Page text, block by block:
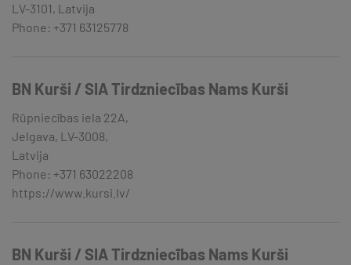
LV-3101, Latvija
Phone: +371 63125778
BN Kurši / SIA Tirdzniecības Nams Kurši
Rūpniecības iela 22A,
Jelgava, LV-3008,
Latvija
Phone: +371 63022208
https://www.kursi.lv/
BN Kurši / SIA Tirdzniecības Nams Kurši